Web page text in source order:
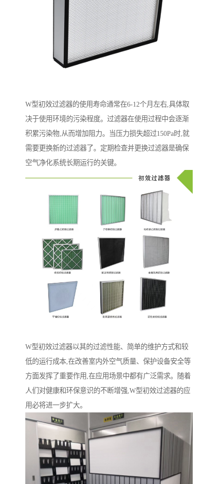
W型初效过滤器的使用寿命通常在6-12个月左右,具体取
决于使用环境的污染程度。过滤器在使用过程中会逐渐
积累污染物,从而增加阻力。当压力损失超过150Pa时,就
需要更换新的过滤器了。定期检查并更换过滤器是确保
空气净化系统长期运行的关键。
W型初效过滤器以其的过滤性能、简单的维护方式和较
低的运行成本,在改善室内外空气质量、保护设备安全等
方面发挥了重要作用,在应用场景中都有广泛需求。随着
人们对健康和环保意识的不断增强,W型初效过滤器的应
用必将进一步扩大。